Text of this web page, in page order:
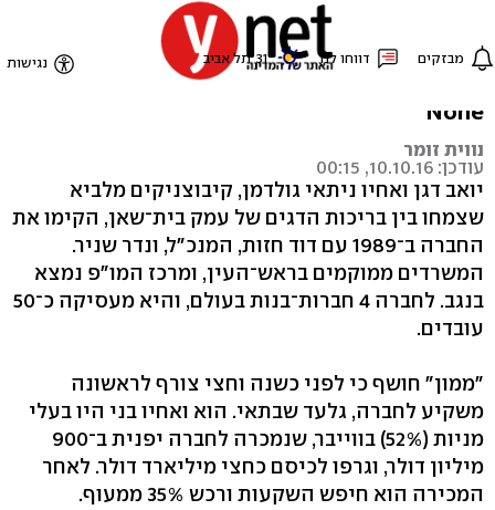
היזם, יואב דגן: "זה פרויקט
חלוצי"
None
נווית זומר
עודכן: 10.10.16, 00:15
יואב דגן ואחיו ניתאי גולדמן, קיבוצניקים מלביא
שצמחו בין בריכות הדגים של עמק בית־שאן, הקימו את
החברה ב־1989 עם דוד חזות, המנכ"ל, ונדר שניר.
המשרדים ממוקמים בראש־העין, ומרכז המו"פ נמצא
בנגב. לחברה 4 חברות־בנות בעולם, והיא מעסיקה כ־50
עובדים.
"ממון" חושף כי לפני כשנה וחצי צורף לראשונה
משקיע לחברה, גלעד שבתאי. הוא ואחיו בני היו בעלי
מניות (52%) בווייבר, שנמכרה לחברה יפנית ב־900
מיליון דולר, וגרפו לכיסם כחצי מיליארד דולר. לאחר
המכירה הוא חיפש השקעות ורכש 35% ממעוף.